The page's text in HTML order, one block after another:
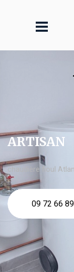
ARTISAN
chaudière fioul
09 72 66